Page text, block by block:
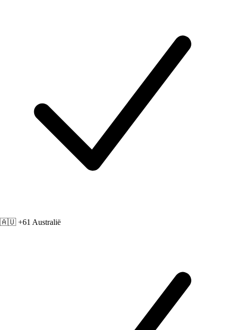
🇦🇺 +61 Australië